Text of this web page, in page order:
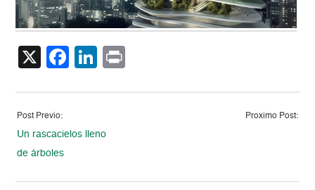
X Facebook
LinkedIn
Post Previo:
Un rascacielos lleno
de árboles
Proximo Post: